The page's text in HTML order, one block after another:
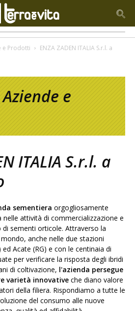
e Prodotti
ENZA ZADEN ITALIA S.r.l. a
e
ITALIA S.r.l. a
sementiera orgogliosamente
nelle attività di commercializzazione e
sementi orticole. Attraverso la
anche nelle due stazioni
Acate (RG) e con le centinaia di
per verificare la risposta degli ibridi
di coltivazione, l'azienda persegue
varietà innovative che diano valore
della filiera. Rispondiamo a tutte le
del consumo alle nuove